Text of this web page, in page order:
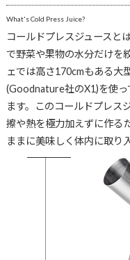
What's Cold Press Juice?
コールドプレスジュースと
で野菜や果物の水分だけを
ェでは高さ170cmもある大
(Goodnature社のX1)を使っ
ます。このコールドプレス
擦や熱を極力加えずに作る
ままに美味しく体内に取り